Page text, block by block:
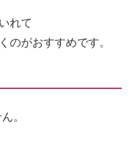
れて
のがおすすめです。
。